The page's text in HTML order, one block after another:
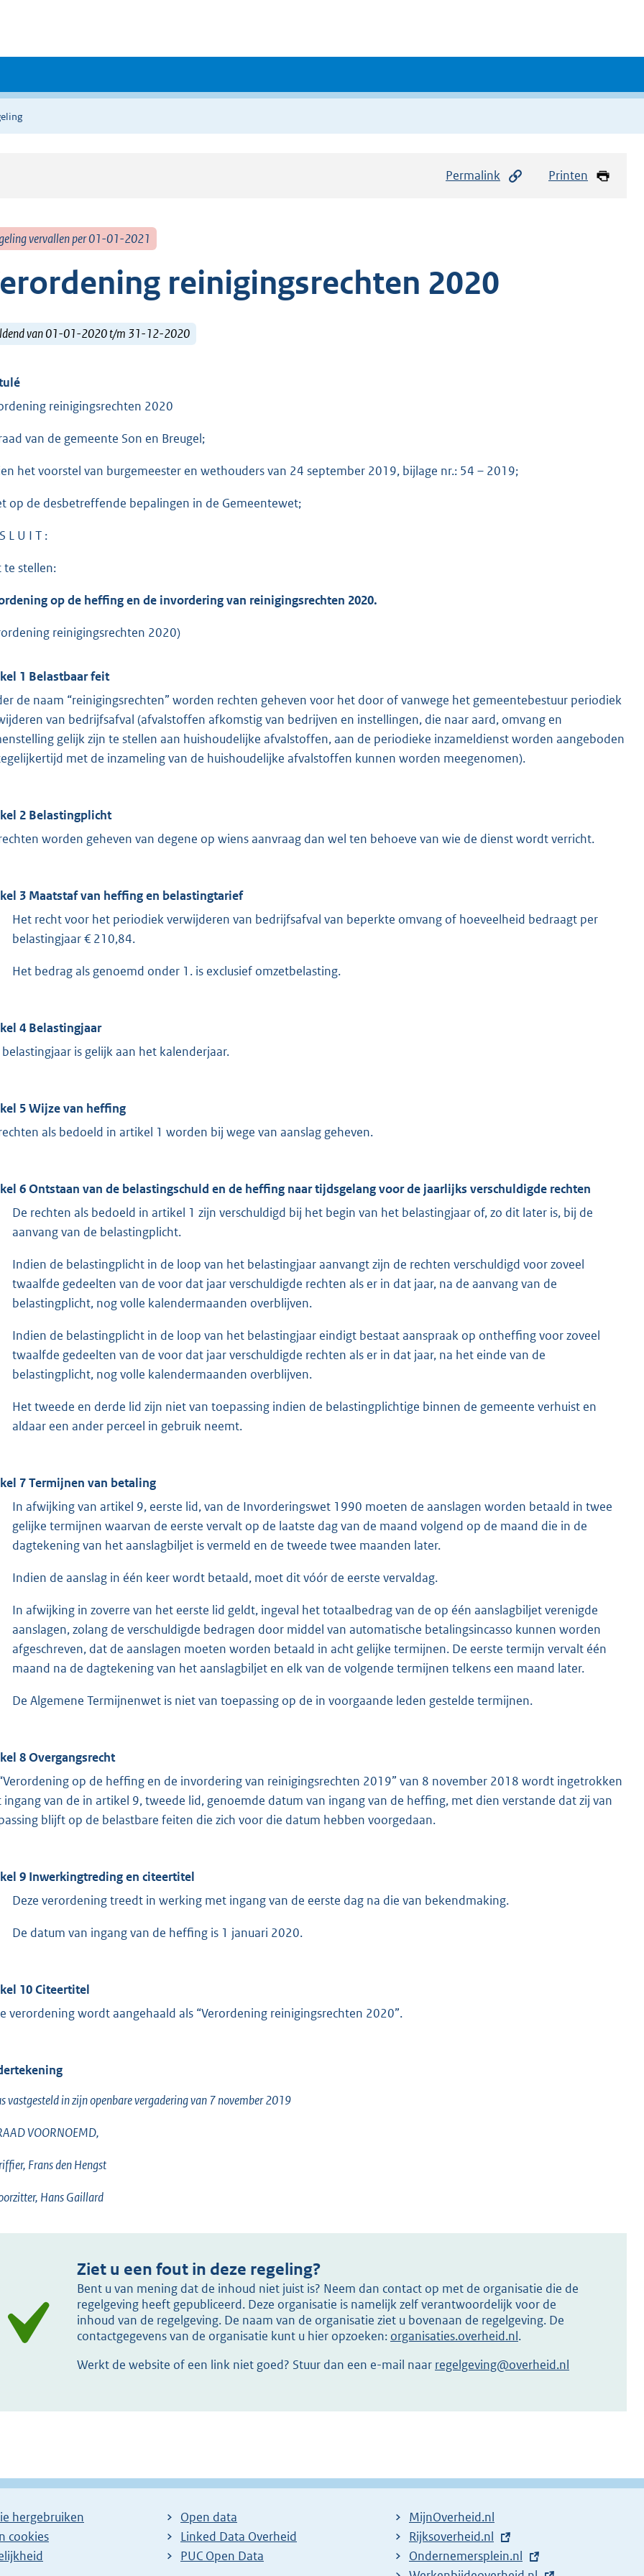
Permalink Printen
vervallen per 01-01-2021
reinigingsrechten 2020
van 01-01-2020 t/m 31-12-2020
reinigingsrechten 2020
van de gemeente Son en Breugel;
het voorstel van burgemeester en wethouders van 24 september 2019, bijlage nr.: 54 – 2019;
op de desbetreffende bepalingen in de Gemeentewet;
L U I T :
te stellen:
op de heffing en de invordering van reinigingsrechten 2020.
reinigingsrechten 2020)
1 Belastbaar feit
de naam “reinigingsrechten” worden rechten geheven voor het door of vanwege het gemeentebestuur periodiek
van bedrijfsafval (afvalstoffen afkomstig van bedrijven en instellingen, die naar aard, omvang en
gelijk zijn te stellen aan huishoudelijke afvalstoffen, aan de periodieke inzameldienst worden aangeboden
met de inzameling van de huishoudelijke afvalstoffen kunnen worden meegenomen).
2 Belastingplicht
worden geheven van degene op wiens aanvraag dan wel ten behoeve van wie de dienst wordt verricht.
3 Maatstaf van heffing en belastingtarief
Het recht voor het periodiek verwijderen van bedrijfsafval van beperkte omvang of hoeveelheid bedraagt per
belastingjaar € 210,84.
Het bedrag als genoemd onder 1. is exclusief omzetbelasting.
4 Belastingjaar
is gelijk aan het kalenderjaar.
5 Wijze van heffing
als bedoeld in artikel 1 worden bij wege van aanslag geheven.
6 Ontstaan van de belastingschuld en de heffing naar tijdsgelang voor de jaarlijks verschuldigde rechten
De rechten als bedoeld in artikel 1 zijn verschuldigd bij het begin van het belastingjaar of, zo dit later is, bij de
aanvang van de belastingplicht.
Indien de belastingplicht in de loop van het belastingjaar aanvangt zijn de rechten verschuldigd voor zoveel
twaalfde gedeelten van de voor dat jaar verschuldigde rechten als er in dat jaar, na de aanvang van de
belastingplicht, nog volle kalendermaanden overblijven.
Indien de belastingplicht in de loop van het belastingjaar eindigt bestaat aanspraak op ontheffing voor zoveel
twaalfde gedeelten van de voor dat jaar verschuldigde rechten als er in dat jaar, na het einde van de
belastingplicht, nog volle kalendermaanden overblijven.
Het tweede en derde lid zijn niet van toepassing indien de belastingplichtige binnen de gemeente verhuist en
aldaar een ander perceel in gebruik neemt.
7 Termijnen van betaling
In afwijking van artikel 9, eerste lid, van de Invorderingswet 1990 moeten de aanslagen worden betaald in twee
gelijke termijnen waarvan de eerste vervalt op de laatste dag van de maand volgend op de maand die in de
dagtekening van het aanslagbiljet is vermeld en de tweede twee maanden later.
Indien de aanslag in één keer wordt betaald, moet dit vóór de eerste vervaldag.
In afwijking in zoverre van het eerste lid geldt, ingeval het totaalbedrag van de op één aanslagbiljet verenigde
aanslagen, zolang de verschuldigde bedragen door middel van automatische betalingsincasso kunnen worden
afgeschreven, dat de aanslagen moeten worden betaald in acht gelijke termijnen. De eerste termijn vervalt één
maand na de dagtekening van het aanslagbiljet en elk van de volgende termijnen telkens een maand later.
De Algemene Termijnenwet is niet van toepassing op de in voorgaande leden gestelde termijnen.
8 Overgangsrecht
op de heffing en de invordering van reinigingsrechten 2019” van 8 november 2018 wordt ingetrokken
ingang van de in artikel 9, tweede lid, genoemde datum van ingang van de heffing, met dien verstande dat zij van
blijft op de belastbare feiten die zich voor die datum hebben voorgedaan.
9 Inwerkingtreding en citeertitel
Deze verordening treedt in werking met ingang van de eerste dag na die van bekendmaking.
De datum van ingang van de heffing is 1 januari 2020.
10 Citeertitel
verordening wordt aangehaald als “Verordening reinigingsrechten 2020”.
vastgesteld in zijn openbare vergadering van 7 november 2019
VOORNOEMD,
Frans den Hengst
Hans Gaillard
Ziet u een fout in deze regeling?
Bent u van mening dat de inhoud niet juist is? Neem dan contact op met de organisatie die de
regelgeving heeft gepubliceerd. Deze organisatie is namelijk zelf verantwoordelijk voor de
inhoud van de regelgeving. De naam van de organisatie ziet u bovenaan de regelgeving. De
contactgegevens van de organisatie kunt u hier opzoeken: organisaties.overheid.nl.
Werkt de website of een link niet goed? Stuur dan een e-mail naar regelgeving@overheid.nl
hergebruiken
cookies
Open data
Linked Data Overheid
PUC Open Data
MijnOverheid.nl
E
x
Rijksoverheid.nl
E
Ondernemersplein.nl